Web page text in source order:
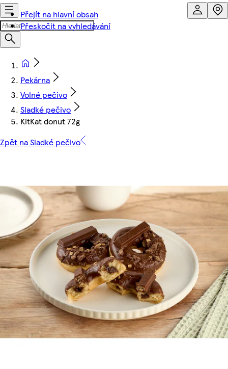
Přejít na hlavní obsah
Přeskočit na vyhledávání
Pekárna
Volné pečivo
Sladké pečivo
KitKat donut 72g
Zpět na Sladké pečivo